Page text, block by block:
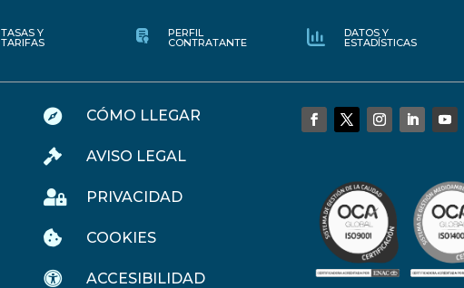
TASAS Y
TARIFAS
PERFIL
CONTRATANTE
DATOS Y
ESTADÍSTICAS
 CÓMO LLEGAR
 AVISO LEGAL
 PRIVACIDAD
 COOKIES
 ACCESIBILIDAD